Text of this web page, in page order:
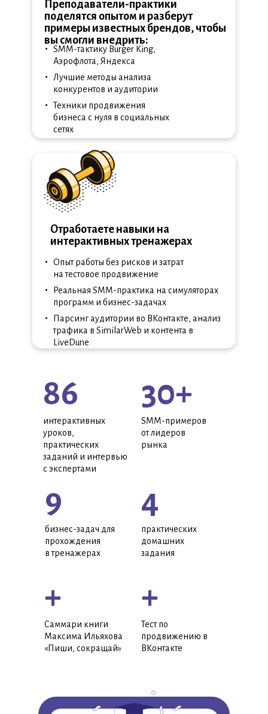
Преподаватели-практики
поделятся опытом и разберут
примеры известных брендов, чтобы
вы смогли внедрить:
SMM-тактику Burger King,
Аэрофлота, Яндекса
Лучшие методы анализа
конкурентов и аудитории
Техники продвижения
бизнеса с нуля в социальных
сетях
•
•
•
Отработаете навыки на
интерактивных тренажерах
Опыт работы без рисков и затрат
на тестовое продвижение
Реальная SMM-практика на симуляторах
программ и бизнес-задачах
Парсинг аудитории во ВКонтакте, анализ
трафика в SimilarWeb и контента в
LiveDune
•
•
•
интерактивных
уроков,
практических
заданий и интервью
с экспертами
86 30+
SMM-примеров
от лидеров
рынка
9
бизнес-задач для
прохождения
в тренажерах
4
практических
домашних
задания
Тест по
продвижению в
ВКонтакте
+
Саммари книги
Максима Ильяхова
«Пиши, сокращай»
+